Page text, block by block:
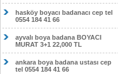
hasköy boyacı badanacı cep tel
0554 184 41 66
ayvalı boya badana BOYACI
MURAT 3+1 22,000 TL
ankara boya badana ustası cep
tel 0554 184 41 66